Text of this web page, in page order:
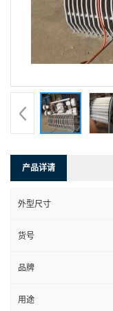
产品详请
外型尺寸
货号
品牌
用途